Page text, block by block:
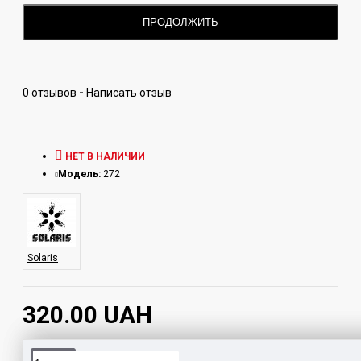
Производитель: Solaris (Украина)
ПРОДОЛЖИТЬ
0 отзывов - Написать отзыв
320.00 UAH
НЕТ В НАЛИЧИИ
Модель: 272
Solaris